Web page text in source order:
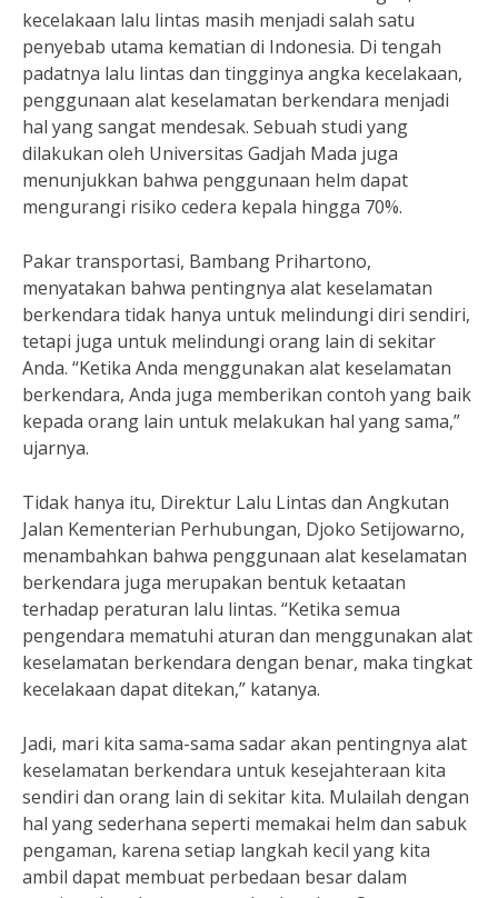
kecelakaan lalu lintas masih menjadi salah satu
penyebab utama kematian di Indonesia. Di tengah
padatnya lalu lintas dan tingginya angka kecelakaan,
penggunaan alat keselamatan berkendara menjadi
hal yang sangat mendesak. Sebuah studi yang
dilakukan oleh Universitas Gadjah Mada juga
menunjukkan bahwa penggunaan helm dapat
mengurangi risiko cedera kepala hingga 70%.
Pakar transportasi, Bambang Prihartono,
menyatakan bahwa pentingnya alat keselamatan
berkendara tidak hanya untuk melindungi diri sendiri,
tetapi juga untuk melindungi orang lain di sekitar
Anda. “Ketika Anda menggunakan alat keselamatan
berkendara, Anda juga memberikan contoh yang baik
kepada orang lain untuk melakukan hal yang sama,”
ujarnya.
Tidak hanya itu, Direktur Lalu Lintas dan Angkutan
Jalan Kementerian Perhubungan, Djoko Setijowarno,
menambahkan bahwa penggunaan alat keselamatan
berkendara juga merupakan bentuk ketaatan
terhadap peraturan lalu lintas. “Ketika semua
pengendara mematuhi aturan dan menggunakan alat
keselamatan berkendara dengan benar, maka tingkat
kecelakaan dapat ditekan,” katanya.
Jadi, mari kita sama-sama sadar akan pentingnya alat
keselamatan berkendara untuk kesejahteraan kita
sendiri dan orang lain di sekitar kita. Mulailah dengan
hal yang sederhana seperti memakai helm dan sabuk
pengaman, karena setiap langkah kecil yang kita
ambil dapat membuat perbedaan besar dalam